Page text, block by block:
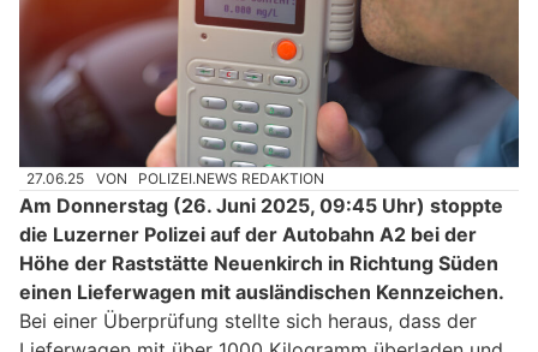
27.06.25 VON POLIZEI.NEWS REDAKTION
Am Donnerstag (26. Juni 2025, 09:45 Uhr) stoppte
die Luzerner Polizei auf der Autobahn A2 bei der
Höhe der Raststätte Neuenkirch in Richtung Süden
einen Lieferwagen mit ausländischen Kennzeichen.
Bei einer Überprüfung stellte sich heraus, dass der